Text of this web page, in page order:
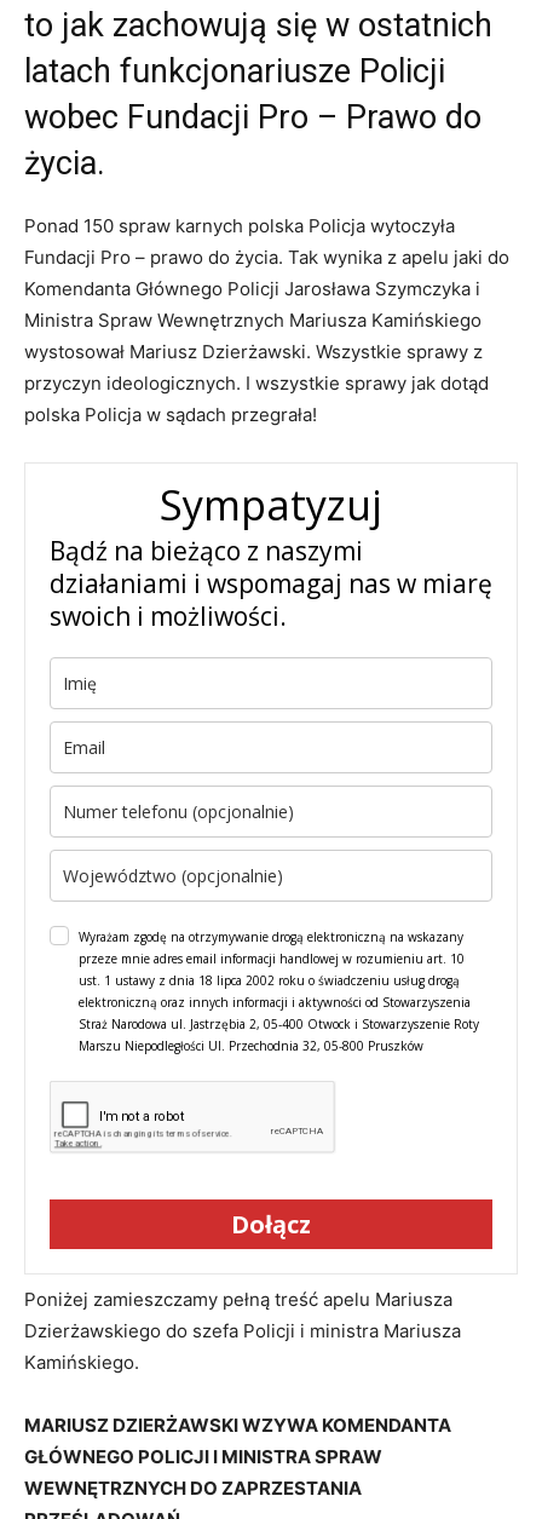
to jak zachowują się w ostatnich
latach funkcjonariusze Policji
wobec Fundacji Pro – Prawo do
życia.
Ponad 150 spraw karnych polska Policja wytoczyła
Fundacji Pro – prawo do życia. Tak wynika z apelu jaki do
Komendanta Głównego Policji Jarosława Szymczyka i
Ministra Spraw Wewnętrznych Mariusza Kamińskiego
wystosował Mariusz Dzierżawski. Wszystkie sprawy z
przyczyn ideologicznych. I wszystkie sprawy jak dotąd
polska Policja w sądach przegrała!
Sympatyzuj
Bądź na bieżąco z naszymi
działaniami i wspomagaj nas w miarę
swoich i możliwości.
Wyrażam zgodę na otrzymywanie drogą elektroniczną na wskazany
przeze mnie adres email informacji handlowej w rozumieniu art. 10
ust. 1 ustawy z dnia 18 lipca 2002 roku o świadczeniu usług drogą
elektroniczną oraz innych informacji i aktywności od Stowarzyszenia
Straż Narodowa ul. Jastrzębia 2, 05-400 Otwock i Stowarzyszenie Roty
Marszu Niepodległości Ul. Przechodnia 32, 05-800 Pruszków
Dołącz
Poniżej zamieszczamy pełną treść apelu Mariusza
Dzierżawskiego do szefa Policji i ministra Mariusza
Kamińskiego.
MARIUSZ DZIERŻAWSKI WZYWA KOMENDANTA
GŁÓWNEGO POLICJI I MINISTRA SPRAW
WEWNĘTRZNYCH DO ZAPRZESTANIA